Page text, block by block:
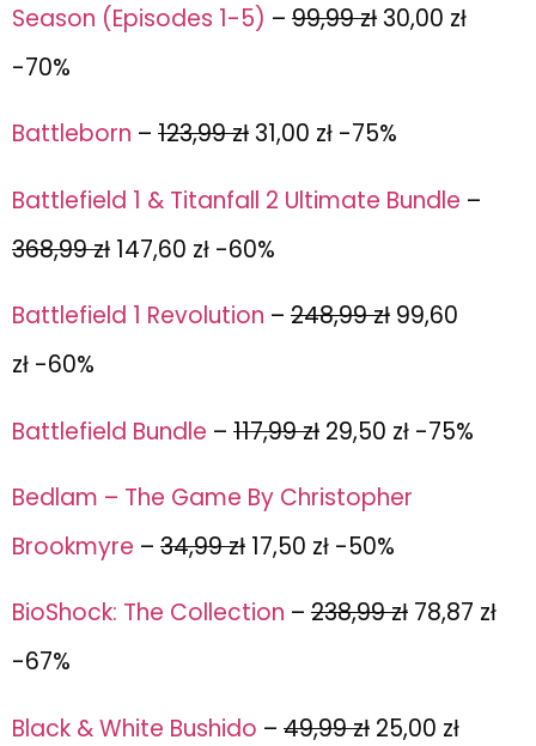
Season (Episodes 1-5) – 99,99 zł 30,00 zł
-70%
Battleborn – 123,99 zł 31,00 zł -75%
Battlefield 1 & Titanfall 2 Ultimate Bundle –
368,99 zł 147,60 zł -60%
Battlefield 1 Revolution – 248,99 zł 99,60
zł -60%
Battlefield Bundle – 117,99 zł 29,50 zł -75%
Bedlam – The Game By Christopher
Brookmyre – 34,99 zł 17,50 zł -50%
BioShock: The Collection – 238,99 zł 78,87 zł
-67%
Black & White Bushido – 49,99 zł 25,00 zł